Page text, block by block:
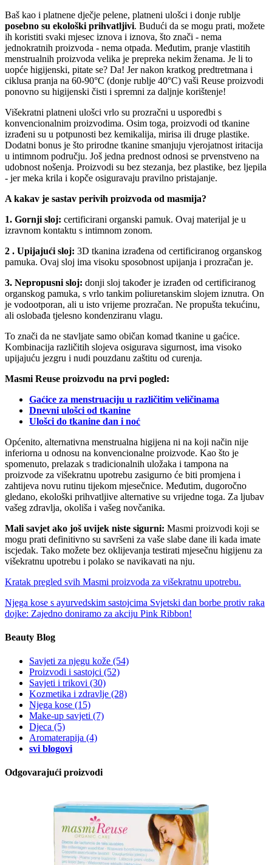
Baš kao i platnene dječje pelene, platneni ulošci i donje rublje
posebno su ekološki prihvatljivi. Budući da se mogu prati, možete
ih koristiti svaki mjesec iznova i iznova, što znači - nema
jednokratnih proizvoda - nema otpada. Međutim, pranje vlastitih
menstrualnih proizvoda velika je prepreka nekim ženama. Je li to
uopće higijenski, pitate se? Da! Jer nakon kratkog predtretmana i
ciklusa pranja na 60-90°C (donje rublje 40°C) vaši Reuse proizvodi
ponovno su higijenski čisti i spremni za daljnje korištenje!
Višekratni platneni ulošci vrlo su prozračni u usporedbi s
konvencionalnim proizvodima. Osim toga, proizvodi od tkanine
izrađeni su u potpunosti bez kemikalija, mirisa ili druge plastike.
Dodatni bonus je što prirodne tkanine smanjuju vjerojatnost iritacija
u intimnom području. Još jedna prednost odnosi se prvenstveno na
udobnost nošenja. Proizvodi su bez stezanja, bez plastike, bez ljepila
- jer meka krila i kopče osiguravaju pravilno pristajanje.
A kakav je sastav perivih proizvoda od masmija?
1. Gornji sloj: certificirani organski pamuk. Ovaj materijal je u
izravnom kontaktu s intimnom zonom.
2 . Upijajući sloj: 3D tkanina izrađena od certificiranog organskog
pamuka. Ovaj sloj ima visoku sposobnost upijanja i prozračan je.
3. Nepropusni sloj: donji sloj također je izrađen od certificiranog
organskog pamuka, s vrlo tankim poliuretanskim slojem iznutra. On
je vodootporan, ali u isto vrijeme prozračan. Ne propušta tekućinu,
ali oslobađa tjelesno kondenziranu vlagu.
To znači da ne stavljate samo običan komad tkanine u gaćice.
Kombinacija različitih slojeva osigurava sigurnost, ima visoko
upijajuću jezgru i nudi pouzdanu zaštitu od curenja.
Masmi Reuse proizvodu na prvi pogled:
Gaćice za menstruaciju u različitim veličinama
Dnevni ulošci od tkanine
Ulošci do tkanine dan i noć
Općenito, alternativna menstrualna higijena ni na koji način nije
inferiorna u odnosu na konvencionalne proizvode. Kao što je
spomenuto, prelazak s tradicionalnih uložaka i tampona na
proizvode za višekratnu upotrebu zasigurno će biti promjena i
zahtijeva novu rutinu tijekom mjesečnice. Međutim, dugoročno
gledano, ekološki prihvatljive alternative su vrijedne toga. Za ljubav
vašeg zdravlja, okoliša i vašeg novčanika.
Mali savjet ako još uvijek niste sigurni: Masmi proizvodi koji se
mogu prati definitivno su savršeni za vaše slabe dane ili kada imate
iscjedak. Tako možete bez oklijevanja testirati mjesečnu higijenu za
višekratnu upotrebu i polako se navikavati na nju.
Kratak pregled svih Masmi proizvoda za višekratnu upotrebu.
Njega kose s ayurvedskim sastojcima Svjetski dan borbe protiv raka
dojke: Zajedno doniramo za akciju Pink Ribbon!
Beauty Blog
Savjeti za njegu kože (54)
Proizvodi i sastojci (52)
Savjeti i trikovi (30)
Kozmetika i zdravlje (28)
Njega kose (15)
Make-up savjeti (7)
Djeca (5)
Aromaterapija (4)
svi blogovi
Odgovarajući proizvodi